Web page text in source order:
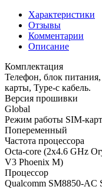
Характеристики
Отзывы
Комментарии
Описание
Комплектация
Телефон, блок
карты, Type-c кабель.
Версия прошивки
Global
Режим работы SIM-карт
Попеременный
Частота процессора
Octa-core (2x4.6 GHz
V3 Phoenix M)
Процессор
Qualcomm SM8850-AC